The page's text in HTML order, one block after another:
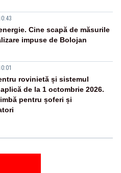
Cine scapă de măsurile
impuse de Bolojan
rovinietă și sistemul
de la 1 octombrie 2026.
pentru șoferi și